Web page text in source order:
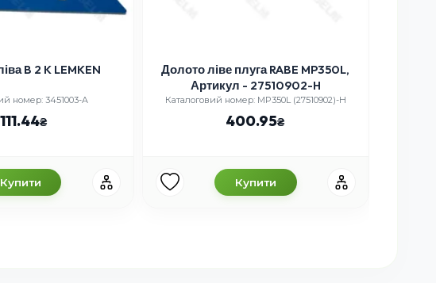
B 2 K LEMKEN
номер: 3451003-A
Купити
Долото ліве плуга RABE MP350L,
Артикул - 27510902-H
Каталоговий номер: MP350L (27510902)-H
400.95
Купити